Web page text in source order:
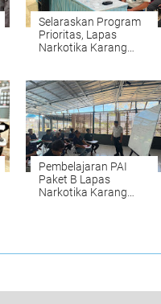
Selaraskan Program
Prioritas, Lapas
Narkotika Karang
Pembelajaran PAI
Paket B Lapas
Narkotika Karang